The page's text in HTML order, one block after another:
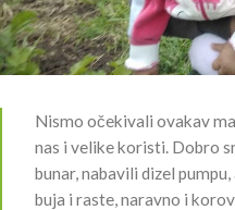
Nismo očekivali ovakav
nas i velike koristi. Dobro
bunar, nabavili dizel
buja i raste, naravno i